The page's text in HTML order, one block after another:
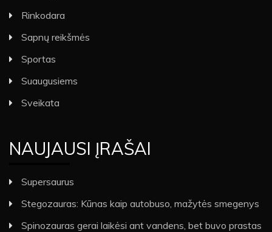
Rinkodara
Sapnų reikšmės
Sportas
Suaugusiems
Sveikata
NAUJAUSI ĮRAŠAI
Supersaurus
Stegozauras: Kūnas kaip autobuso, mažytės smegenys
Spinozauras gerai laikėsi ant vandens, bet buvo prastas